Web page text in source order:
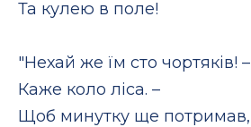
Та кулею в поле!
"Нехай же їм сто чортяків! –
Каже коло ліса. –
Щоб минутку ще потримав,